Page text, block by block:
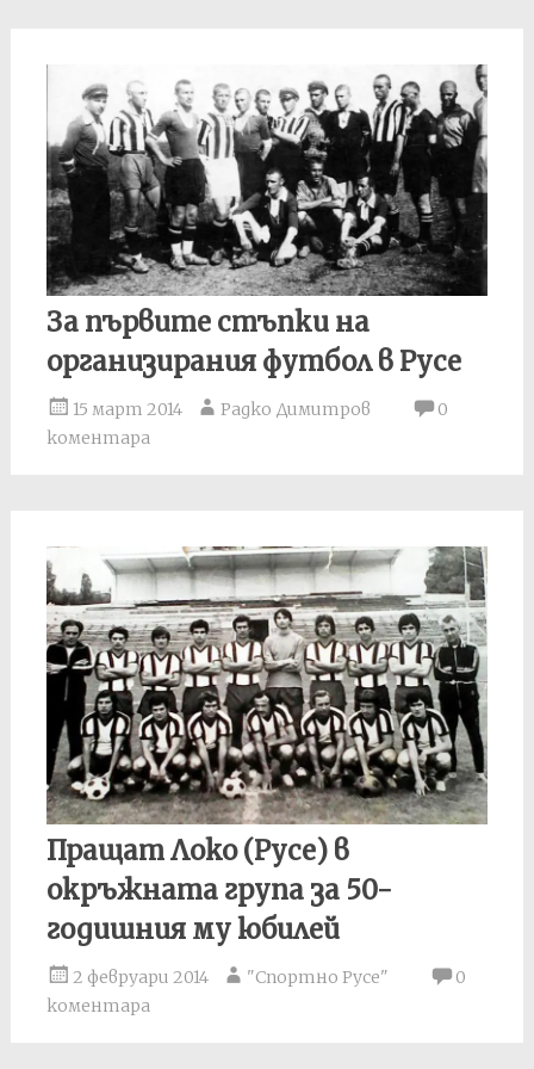
За първите стъпки на
организирания футбол в Русе
15 март 2014 Радко Димитров
0
коментара
Пращат Локо (Русе) в
окръжната група за 50-
годишния му юбилей
2 февруари 2014 "Спортно Русе"
0
коментара